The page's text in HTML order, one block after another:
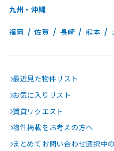
九州・沖縄
福岡 佐賀 長崎 熊本
最近見た物件リスト
お気に入りリスト
賃貸リクエスト
物件掲載をお考えの方へ
まとめてお問い合わせ選択中